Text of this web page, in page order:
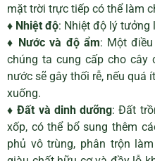
mặt trời trực tiếp có thể làm
♦ Nhiệt độ: Nhiệt độ lý tưởng
♦ Nước và độ ẩm: Một
chúng ta cung cấp cho
nước sẽ gây thối rễ, nếu quá
xuống.
♦ Đất và dinh dưỡng: Đất
xốp, có thể bổ sung thêm
phủ vô trùng, phân trộn